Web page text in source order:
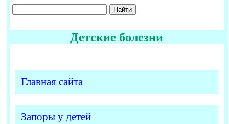
Детские болезни
Главная сайта
Запоры у детей